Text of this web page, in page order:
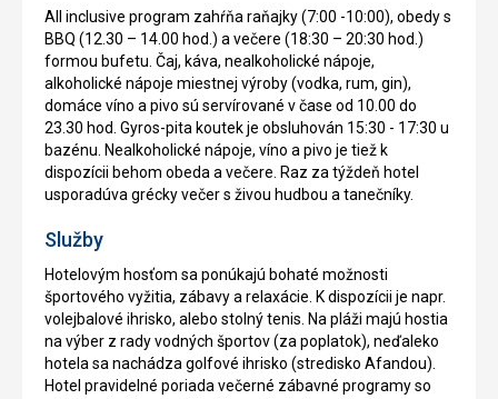
All inclusive program zahŕňa raňajky (7:00 -10:00), obedy s
BBQ (12.30 – 14.00 hod.) a večere (18:30 – 20:30 hod.)
formou bufetu. Čaj, káva, nealkoholické nápoje,
alkoholické nápoje miestnej výroby (vodka, rum, gin),
domáce víno a pivo sú servírované v čase od 10.00 do
23.30 hod. Gyros-pita koutek je obsluhován 15:30 - 17:30 u
bazénu. Nealkoholické nápoje, víno a pivo je tiež k
dispozícii behom obeda a večere. Raz za týždeň hotel
usporadúva grécky večer s živou hudbou a tanečníky.
Služby
Hotelovým hosťom sa ponúkajú bohaté možnosti
športového vyžitia, zábavy a relaxácie. K dispozícii je napr.
volejbalové ihrisko, alebo stolný tenis. Na pláži majú hostia
na výber z rady vodných športov (za poplatok), neďaleko
hotela sa nachádza golfové ihrisko (stredisko Afandou).
Hotel pravidelné poriada večerné zábavné programy so